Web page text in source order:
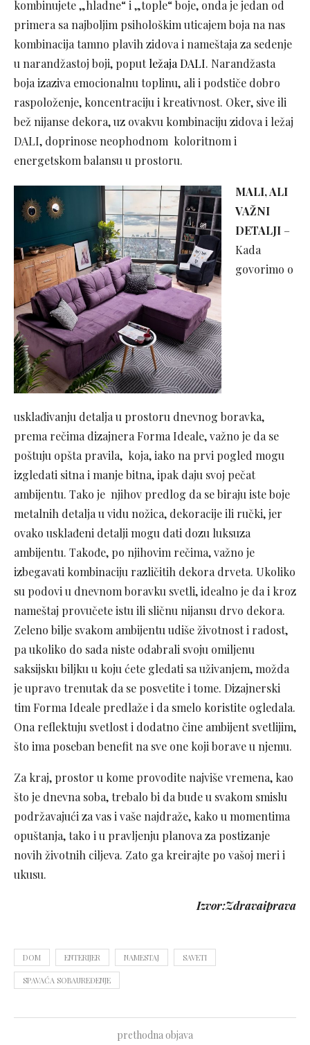
kombinujete „hladne“ i „tople“ boje, onda je jedan od
primera sa najboljim psihološkim uticajem boja na nas
kombinacija tamno plavih zidova i nameštaja za sedenje
u narandžastoj boji, poputležaja DALI. Narandžasta
boja izaziva emocionalnu toplinu, ali i podstiče dobro
raspoloženje, koncentraciju i kreativnost. Oker, sive ili
bež nijanse dekora, uz ovakvu kombinaciju zidova i ležaj
DALI, doprinose neophodnom koloritnom i
energetskom balansu u prostoru.
MALI, ALI
VAŽNI
DETALJI –
Kada
govorimo o
usklađivanju detalja u prostoru dnevnog boravka,
prema rečima dizajnera Forma Ideale, važno je da se
poštuju opšta pravila, koja, iako na prvi pogled mogu
izgledati sitna i manje bitna, ipak daju svoj pečat
ambijentu. Tako je njihov predlog da se biraju iste boje
metalnih detalja u vidu nožica, dekoracije ili ručki, jer
ovako usklađeni detalji mogu dati dozu luksuza
ambijentu. Takođe, po njihovim rečima, važno je
izbegavati kombinaciju različitih dekora drveta. Ukoliko
su podovi u dnevnom boravku svetli, idealno je da i kroz
nameštaj provučete istu ili sličnu nijansu drvo dekora.
Zeleno bilje svakom ambijentu udiše životnost i radost,
pa ukoliko do sada niste odabrali svoju omiljenu
saksijsku biljku u koju ćete gledati sa uživanjem, možda
je upravo trenutak da se posvetite i tome. Dizajnerski
tim Forma Ideale predlaže i da smelo koristite ogledala.
Ona reflektuju svetlost i dodatno čine ambijent svetlijim,
što ima poseban benefit na sve one koji borave u njemu.
Za kraj, prostor u kome provodite najviše vremena, kao
što je dnevna soba, trebalo bi da bude u svakom smislu
podržavajući za vas i vaše najdraže, kako u momentima
opuštanja, tako i u pravljenju planova za postizanje
novih životnih ciljeva. Zato ga kreirajte po vašoj meri i
ukusu.
Izvor:Zdravaiprava
DOM ENTERIJER NAMESTAJ SAVETI
SPAVAĆA SOBAUREĐENJE
prethodna objava